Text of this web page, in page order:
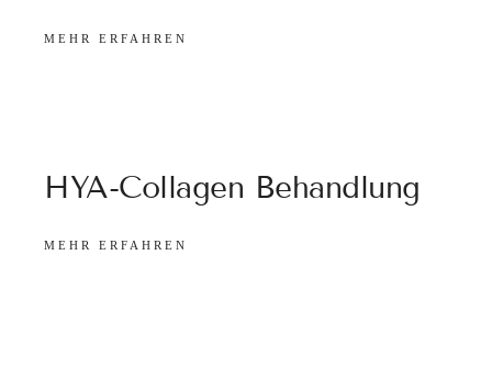
MEHR ERFAHREN
HYA-Collagen Behandlung
MEHR ERFAHREN